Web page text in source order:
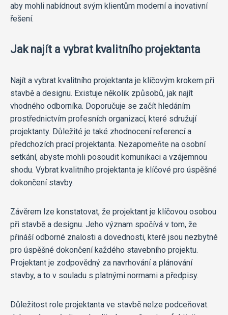
aby mohli nabídnout svým klientům moderní a inovativní
řešení.
Jak najít a vybrat kvalitního projektanta
Najít a vybrat kvalitního projektanta je klíčovým krokem při
stavbě a designu. Existuje několik způsobů, jak najít
vhodného odborníka. Doporučuje se začít hledáním
prostřednictvím profesních organizací, které sdružují
projektanty. Důležité je také zhodnocení referencí a
předchozích prací projektanta. Nezapomeňte na osobní
setkání, abyste mohli posoudit komunikaci a vzájemnou
shodu. Vybrat kvalitního projektanta je klíčové pro úspěšné
dokončení stavby.
Závěrem lze konstatovat, že projektant je klíčovou osobou
při stavbě a designu. Jeho význam spočívá v tom, že
přináší odborné znalosti a dovednosti, které jsou nezbytné
pro úspěšné dokončení každého stavebního projektu.
Projektant je zodpovědný za navrhování a plánování
stavby, a to v souladu s platnými normami a předpisy.
Důležitost role projektanta ve stavbě nelze podceňovat.